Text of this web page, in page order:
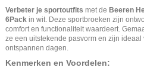
Verbeter je sportoutfits met de Beeren
6Pack in wit. Deze sportbroeken zijn
comfort en functionaliteit waardeert.
ze een uitstekende pasvorm en zijn
ontspannen dagen.
Kenmerken en Voordelen: